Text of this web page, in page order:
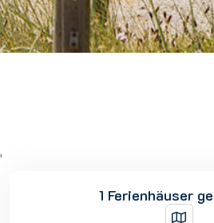
'
1 Ferienhäuser